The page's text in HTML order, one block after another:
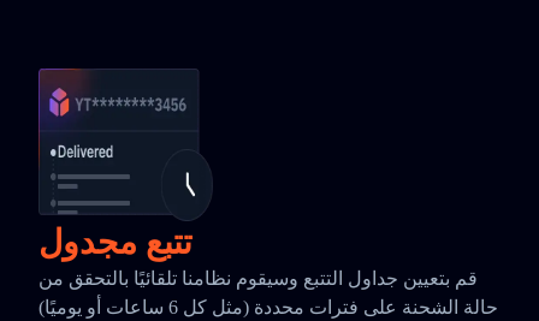
تتبع مجدول
قم بتعيين جداول التتبع وسيقوم نظامنا تلقائيًا بالتحقق من
حالة الشحنة على فترات محددة (مثل كل 6 ساعات أو يوميًا)